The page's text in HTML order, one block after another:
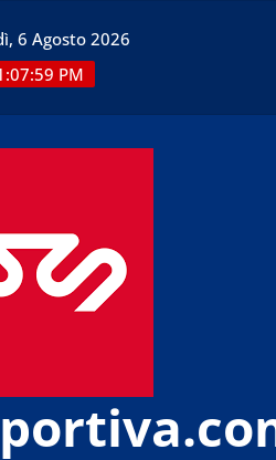
6 Agosto 2026
PM